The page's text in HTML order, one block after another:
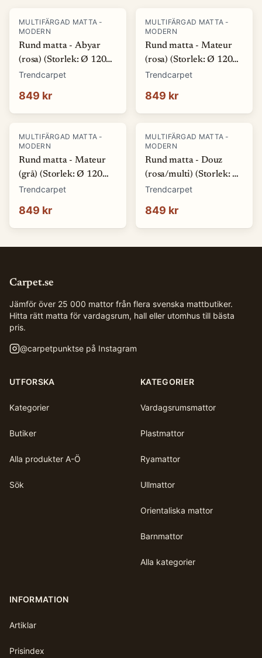
MULTIFÄRGAD MATTA -
MODERN
Rund matta - Abyar
(rosa) (Storlek: Ø 120
cm)
Trendcarpet
849 kr
MULTIFÄRGAD MATTA -
MODERN
Rund matta - Mateur
(rosa) (Storlek: Ø 120
cm)
Trendcarpet
849 kr
MULTIFÄRGAD MATTA -
MODERN
Rund matta - Mateur
(grå) (Storlek: Ø 120
cm)
Trendcarpet
849 kr
MULTIFÄRGAD MATTA -
MODERN
Rund matta - Douz
(rosa/multi) (Storlek: Ø
120 cm)
Trendcarpet
849 kr
Carpet.se
Jämför över 25 000 mattor från flera svenska mattbutiker.
Hitta rätt matta för vardagsrum, hall eller utomhus till bästa
pris.
@carpetpunktse på Instagram
UTFORSKA
Kategorier
Butiker
Alla produkter A-Ö
Sök
KATEGORIER
Vardagsrumsmattor
Plastmattor
Ryamattor
Ullmattor
Orientaliska mattor
Barnmattor
Alla kategorier
INFORMATION
Artiklar
Prisindex